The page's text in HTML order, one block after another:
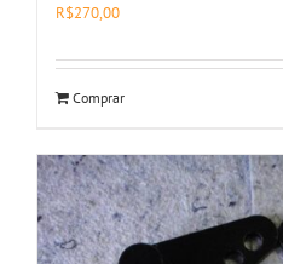
R$270,00
Comprar